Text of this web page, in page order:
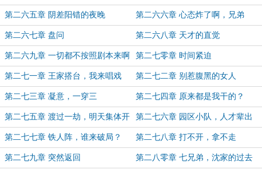
第二六五章 阴差阳错的夜晚 第二六六章 心态炸了啊，兄弟
第二六七章 盘问 第二六八章 天才的直觉
第二六九章 一切都不按照剧本来啊 第二七零章 时间紧迫
第二七一章 王家搭台，我来唱戏 第二七二章 别惹腹黑的女人
第二七三章 凝意，一穿三 第二七四章 原来都是我干的？
第二七五章 渡过一劫，明天集体开
干
第二七六章 园区小队，人才辈出
第二七七章 铁人阵，谁来破局？ 第二七八章 打不开，拿不走
第二七九章 突然返回 第二八零章 七兄弟，沈家的过去